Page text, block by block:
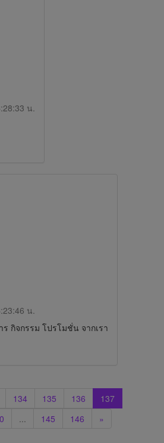
น.
น.
กิจกรรม โปรโมชั่น จากเรา
134 135 136
137
... 145 146 »